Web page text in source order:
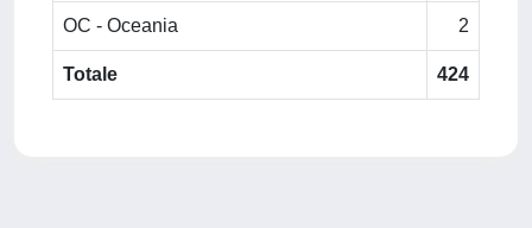
OC - Oceania 2
Totale 424